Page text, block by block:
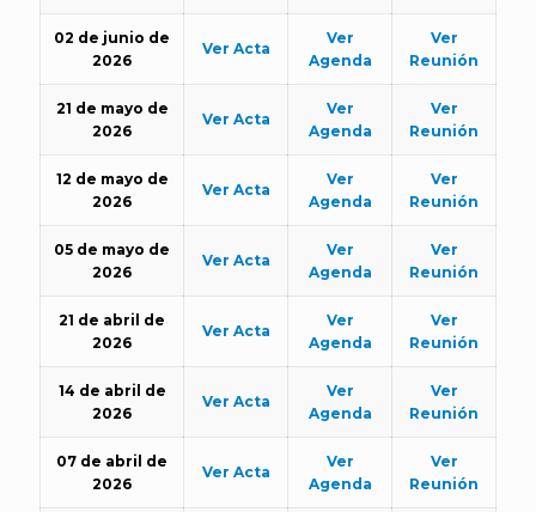
02 de junio de
2026
Ver Acta
Ver
Agenda
Ver
Reunión
21 de mayo de
2026
Ver Acta
Ver
Agenda
Ver
Reunión
12 de mayo de
2026
Ver Acta
Ver
Agenda
Ver
Reunión
05 de mayo de
2026
Ver Acta
Ver
Agenda
Ver
Reunión
21 de abril de
2026
Ver Acta
Ver
Agenda
Ver
Reunión
14 de abril de
2026
Ver Acta
Ver
Agenda
Ver
Reunión
07 de abril de
2026
Ver Acta
Ver
Agenda
Ver
Reunión